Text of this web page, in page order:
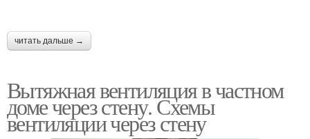
читать дальше →
Вытяжная вентиляция в частном
доме через стену. Схемы
вентиляции через стену